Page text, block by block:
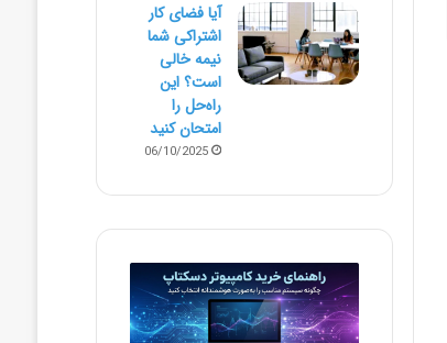
آیا فضای کار
اشتراکی شما
نیمه‌ خالی
است؟ این
راه‌حل را
امتحان کنید
06/10/2025